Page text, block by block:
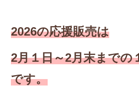
2026の応援販売は
2月１日～2月末までの
です。